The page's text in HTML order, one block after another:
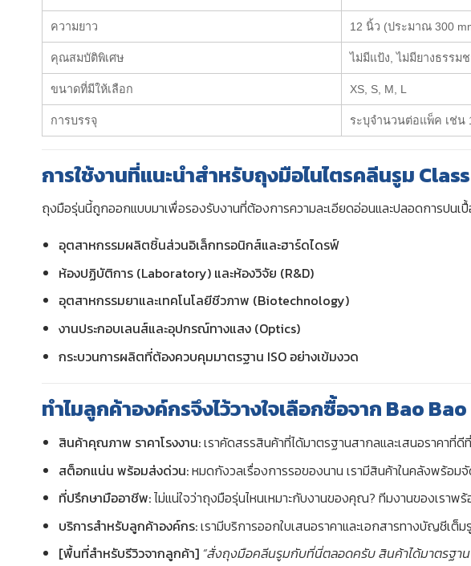
ความยาว 12 นิ้ว (ประมาณ 300
คุณสมบัติพิเศษ ไม่มีแป้ง, ไม่มียางธรรม
ขนาดที่มีให้เลือก XS, S, M, L
การบรรจุ ระบุจำนวนต่อแพ็ค เช่น
การใช้งานที่แนะนำสำหรับถุงมือไนไตรคลีนรูม
ถุงมือรุ่นนี้ถูกออกแบบมาเพื่อรองรับงานที่ต้องการความละเอียดอ่อนและปลอดการปนเ
อุตสาหกรรมผลิตชิ้นส่วนอิเล็กทรอนิกส์และฮาร์ดไดรฟ์
ห้องปฏิบัติการ (Laboratory) และห้องวิจัย (R&D)
อุตสาหกรรมยาและเทคโนโลยีชีวภาพ (Biotechnology)
งานประกอบเลนส์และอุปกรณ์ทางแสง (Optics)
กระบวนการผลิตที่ต้องควบคุมมาตรฐาน ISO อย่างเข้มงวด
ทำไมลูกค้าองค์กรจึงไว้วางใจเลือกซื้อจาก Bao
สินค้าคุณภาพ ราคาโรงงาน:เราคัดสรรสินค้าที่ได้มาตรฐานสากลและเสนอราคา
สต็อกแน่น พร้อมส่งด่วน:หมดกังวลเรื่องการรอของนาน เรามีสินค้าในคลังพร้อม
ที่ปรึกษามืออาชีพ:ไม่แน่ใจว่าถุงมือรุ่นไหนเหมาะกับงานของคุณ? ทีมงานของเราพ
บริการสำหรับลูกค้าองค์กร:เรามีบริการออกใบเสนอราคาและเอกสารทางบัญชีเ
[พื้นที่สำหรับรีวิวจากลูกค้า] “สั่งถุงมือคลีนรูมกับที่นี่ตลอดครับ สินค้าได้มาตรฐาน